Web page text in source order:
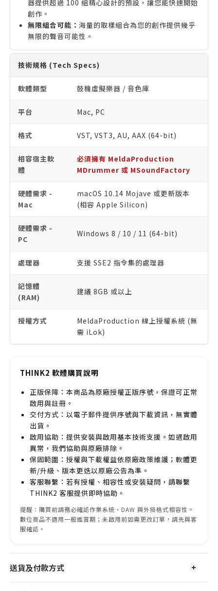
器提供超過 100 組精心設計的預設，讓您能快速開始
創作。
無限組合可能： 海量的取樣組合為您的創作提供幾乎
無限的聲音可能性。
技術規格 (Tech Specs)
軟體類型 鼓機虛擬樂器 / 音色庫
平台 Mac, PC
格式 VST, VST3, AU, AAX (64-bit)
相容宿主軟
體
必須擁有 MeldaProduction
MDrummer 或 MSoundFactory
硬體需求 -
Mac
macOS 10.14 Mojave 或更新版本
(相容 Apple Silicon)
硬體需求 -
PC
Windows 8 / 10 / 11 (64-bit)
處理器 支援 SSE2 指令集的處理器
記憶體
(RAM)
建議 8GB 或以上
授權方式
MeldaProduction 線上授權系統 (無
需 iLok)
THINK2 軟體購買說明
正版保障：本商品為原廠授權正版序號，保證可正常
啟用與註冊。
交付方式：以電子郵件提供序號與下載資訊，無實體
出貨。
啟用協助：提供安裝與啟用基本技術支援。如遇啟用
異常，我們協助與原廠排除。
保固範圍：授權與下載權益依原廠政策維護；軟體更
新/升級、版本更迭以原廠公告為準。
客服聯繫：若有授權、相容性或安裝疑問，請聯繫
THINK2 客服提供即時協助。
提醒：購買前請務必確認作業系統、DAW 與外掛格式相容性。
數位商品不適用一般鑑賞期；未啟用前如需更改訂單，請先與客
服確認。
送貨及付款方式